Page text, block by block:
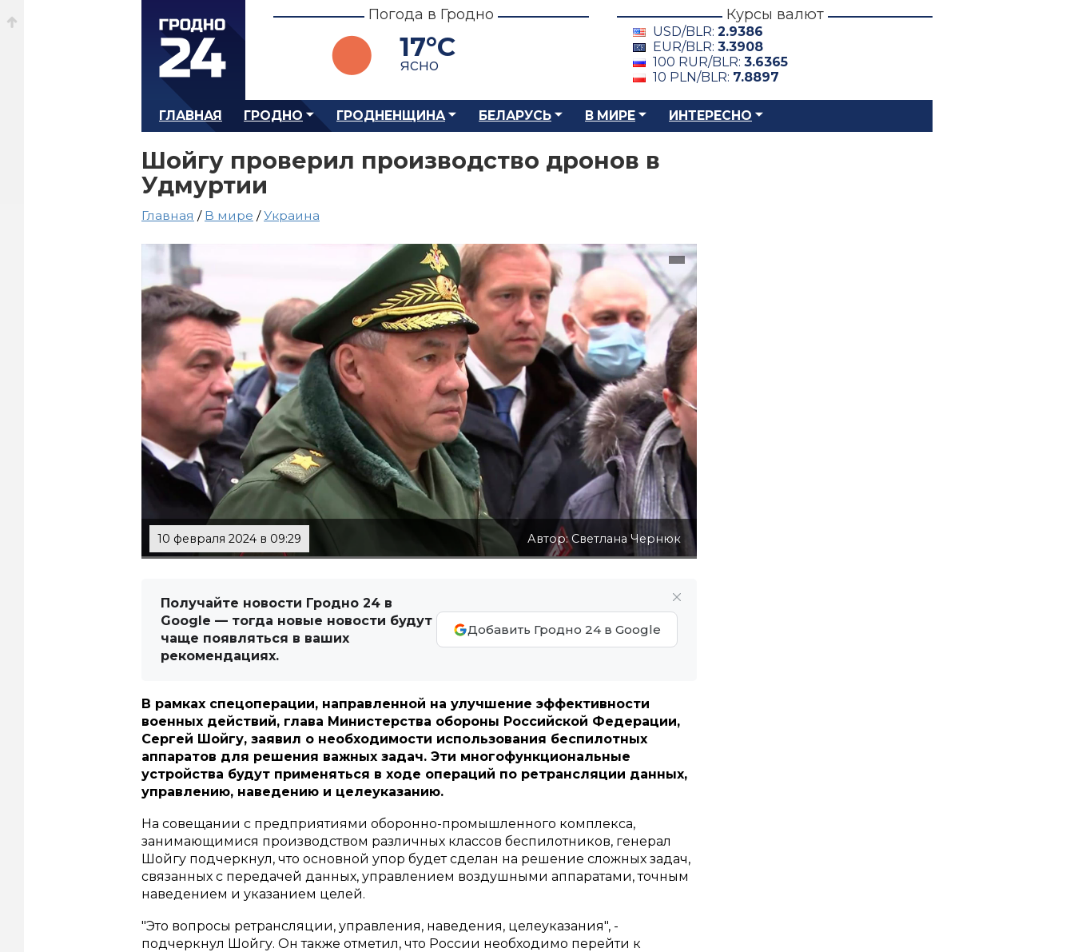
Погода в Гродно
17°C
ясно
Курсы валют
USD/BLR: 2.9386
EUR/BLR: 3.3908
100 RUR/BLR: 3.6365
10 PLN/BLR: 7.8897
ГЛАВНАЯ ГРОДНО ГРОДНЕНЩИНА БЕЛАРУСЬ В МИРЕ ИНТЕРЕСНО
Шойгу проверил производство дронов в
Удмуртии
Главная / В мире /Украина
10 февраля 2024 в 09:29 Автор: Светлана Чернюк
Получайте новости Гродно 24 в
Google — тогда новые новости будут
чаще появляться в ваших
рекомендациях.
Добавить Гродно 24 в Google
В рамках спецоперации, направленной на улучшение эффективности
военных действий, глава Министерства обороны Российской Федерации,
Сергей Шойгу, заявил о необходимости использования беспилотных
аппаратов для решения важных задач. Эти многофункциональные
устройства будут применяться в ходе операций по ретрансляции данных,
управлению, наведению и целеуказанию.
На совещании с предприятиями оборонно-промышленного комплекса,
занимающимися производством различных классов беспилотников, генерал
Шойгу подчеркнул, что основной упор будет сделан на решение сложных задач,
связанных с передачей данных, управлением воздушными аппаратами, точным
наведением и указанием целей.
"Это вопросы ретрансляции, управления, наведения, целеуказания", -
подчеркнул Шойгу. Он также отметил, что России необходимо перейти к